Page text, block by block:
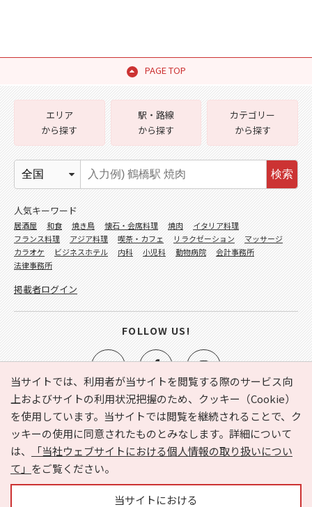
PAGE TOP
当サイトでは、利用者が当サイトを閲覧する際のサービス向
上およびサイトの利用状況把握のため、クッキー（Cookie）
を使用しています。当サイトでは閲覧を継続されることで、ク
ッキーの使用に同意されたものとみなします。詳細について
は、
「当社ウェブサイトにおける個人情報の取り扱いについ
て」 をご覧ください。
当サイトにおける
e-NAVITA（イーナビタ）とは？ お気に入り
ヘルプ
利用規約
個人情報の取り扱いについて
運営会社
サイトマップ
広告掲載に関するお問い合わせ
エリア
から探す
駅・路線
から探す
カテゴリー
から探す
検索
人気キーワード
居酒屋 和食 焼き鳥 懐石・会席料理 焼肉
イタリア料理
フランス料理
アジア料理 喫茶・カフェ リラクゼーション
マッサージ
カラオケ
ビジネスホテル 内科 小児科 動物病院
会計事務所
法律事務所
掲載者ログイン
FOLLOW US!